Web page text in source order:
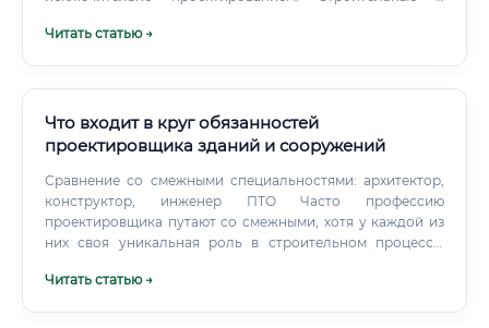
имеют свои проектные отделы.
Читать статью →
Что входит в круг обязанностей
проектировщика зданий и сооружений
Сравнение со смежными специальностями: архитектор,
конструктор, инженер ПТО Часто профессию
проектировщика путают со смежными, хотя у каждой из
них своя уникальная роль в строительном процессе.
не совсем корректно, так как они выполняют разные, но
Читать статью →